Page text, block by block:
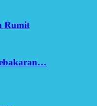
Rumit